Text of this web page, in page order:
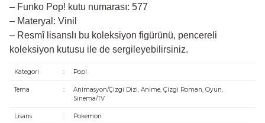
– Funko Pop! kutu numarası: 577
– Materyal: Vinil
– Resmî lisanslı bu koleksiyon figürünü, pencereli
koleksiyon kutusu ile de sergileyebilirsiniz.
Kategori : Pop!
Tema :
Animasyon/Çizgi Dizi, Anime, Çizgi Roman, Oyun,
Sinema/TV
Lisans : Pokemon